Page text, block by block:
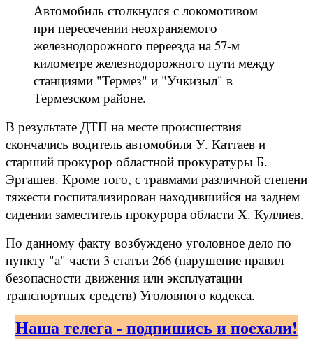
Автомобиль столкнулся с локомотивом
при пересечении неохраняемого
железнодорожного переезда на 57-м
километре железнодорожного пути между
станциями "Термез" и "Учкизыл" в
Термезском районе.
В результате ДТП на месте происшествия
скончались водитель автомобиля У. Каттаев и
старший прокурор областной прокуратуры Б.
Эргашев. Кроме того, с травмами различной степени
тяжести госпитализирован находившийся на заднем
сидении заместитель прокурора области Х. Куллиев.
По данному факту возбуждено уголовное дело по
пункту "а" части 3 статьи 266 (нарушение правил
безопасности движения или эксплуатации
транспортных средств) Уголовного кодекса.
Наша телега - подпишись и поехали!